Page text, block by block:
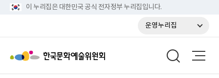
이 누리집은 대한민국 공식 전자정부 누리집입니다.
운영누리집